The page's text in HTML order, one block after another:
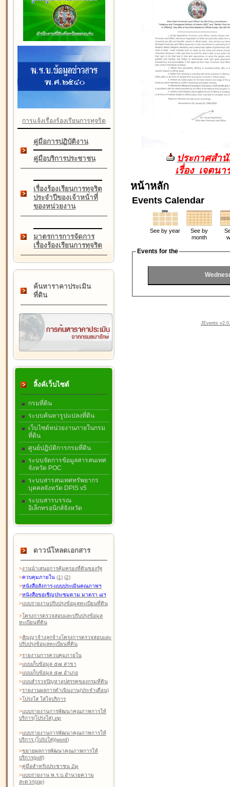
การแจ้งเรื่องร้องเรียนการทุจริต
คู่มือการปฏิบัติงาน
คู่มือบริการประชาชน
เรื่องร้องเรียนการทุจริต
ประจำปีของเจ้าหน้าที่
ของหน่วยงาน
มาตรการการจัดการ
เรื่องร้องเรียนการทุจริต
ค้นหาราคาประเมิน
ที่ดิน
ลิ้งค์เว็บไซต์
กรมที่ดิน
ระบบค้นหารูปแปลงที่ดิน
เว็บไซต์หน่วยงานภายในกรม
ที่ดิน
ศูนย์ปฏิบัติการกรมที่ดิน
ระบบจัดการข้อมูลสารสนเทศ
จังหวัด POC
ระบบสารสนเทศทรัพยากร
บุคคลจังหวัด DPIS v5
ระบบสารบรรณ
อิเล็กทรอนิกส์จังหวัด
ดาวน์โหลดเอกสาร
>งานนำเสนอการคุ้มครองที่ดินของรัฐ
>ควบคุมภายใน (1) (2)
>หนังสือสังการ-แบบประเมินคุณภาพฯ
>หนังสือขอเชิญประชุมตาม มาตรา ๘ฯ
>แบบรายงานปรับปรุงข้อมูลทะเบียนที่ดิน
>โครงการตรวจสอบและปรับปรุงข้อมูล
ทะเบียนที่ดิน
>สัญญาจ้างลูกจ้างโครงการตรวจสอบและ
ปรับปรุงข้อมูลทะเบียนที่ดิน
>รายงานการควบคุมภายใน
>แบบเก็บข้อมูล ๕๗ สาขา
>แบบเก็บข้อมูล ๕๗ อำเภอ
>แบบสำรวจปัญหาอุปสรรคของกรมที่ดิน
>รายงานผลการดำเนินงาน(ประจำเดือน)
>โปร่งใส ใส่ใจบริการ
>แบบรายงานการพัฒนาคุณภาพการให้
บริการ(โปร่งใส).zip
>แบบรายงานการพัฒนาคุณภาพการให้
บริการ (โปร่งใส)(word)
>ขยายผลการพัฒนาคุณภาพการให้
บริการ(pdf)
>คู่มือสำหรับประชาชน Zip
>แบบรายงาน พ.ร.บ.อำนวยความ
สะดวก(zip)
ประกาศสำ
เรื่อง เจตน
หน้าหลัก
Events Calendar
See by year
See by
month
Events for the
JEvents